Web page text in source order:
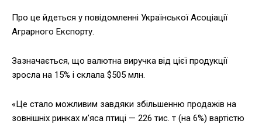
Про це йдеться у повідомленні Української Асоціації
Аграрного Експорту.
Зазначається, що валютна виручка від цієї продукції
зросла на 15% і склала $505 млн.
«Це стало можливим завдяки збільшенню продажів на
зовнішніх ринках м’яса птиці — 226 тис. т (на 6%) вартістю